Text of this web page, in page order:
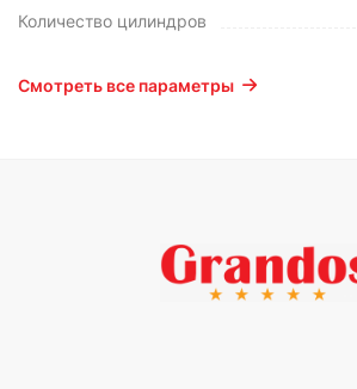
Количество цилиндров
Смотреть все параметры